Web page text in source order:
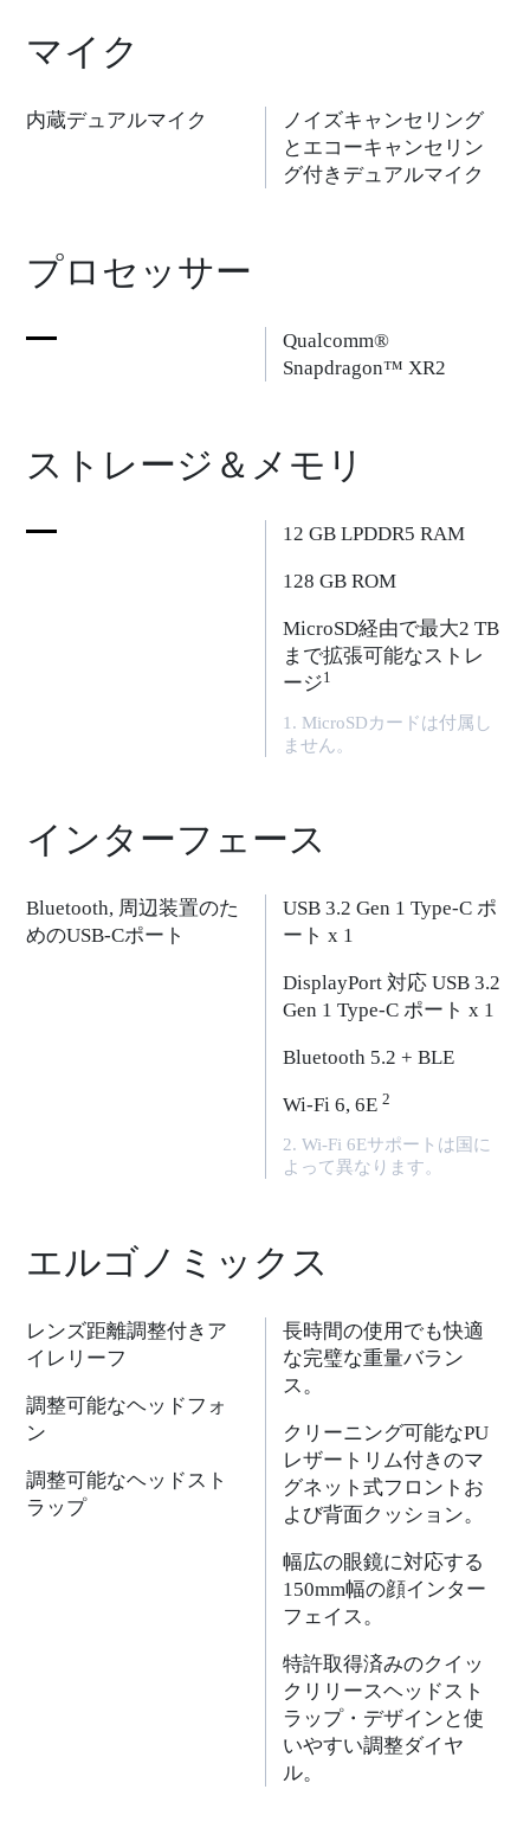
マイク
内蔵デュアルマイク
ノイズキャンセリング
とエコーキャンセリン
グ付きデュアルマイク
プロセッサー
Qualcomm®
Snapdragon™ XR2
ストレージ＆メモリ
12 GB LPDDR5 RAM
128 GB ROM
MicroSD経由で最大2 TB
まで拡張可能なストレ
ージ1
1. MicroSDカードは付属し
ません。
インターフェース
Bluetooth, 周辺装置のた
めのUSB-Cポート
USB 3.2 Gen 1 Type-C ポ
ート x 1
DisplayPort 対応 USB 3.2
Gen 1 Type-C ポート x 1
Bluetooth 5.2 + BLE
Wi-Fi 6, 6E 2
2. Wi-Fi 6Eサポートは国に
よって異なります。
エルゴノミックス
レンズ距離調整付きア
イレリーフ
調整可能なヘッドフォ
ン
調整可能なヘッドスト
ラップ
長時間の使用でも快適
な完璧な重量バラン
ス。
クリーニング可能なPU
レザートリム付きのマ
グネット式フロントお
よび背面クッション。
幅広の眼鏡に対応する
150mm幅の顔インター
フェイス。
特許取得済みのクイッ
クリリースヘッドスト
ラップ・デザインと使
いやすい調整ダイヤ
ル。